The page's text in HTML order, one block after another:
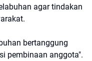
agar tindakan
bertanggung
pembinaan anggota".